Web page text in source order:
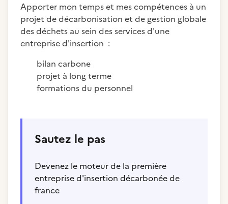
Apporter mon temps et mes compétences à un
projet de décarbonisation et de gestion globale
des déchets au sein des services d'une
entreprise d'insertion :
bilan carbone
projet à long terme
formations du personnel
Sautez le pas
Devenez le moteur de la première
entreprise d'insertion décarbonée de
france